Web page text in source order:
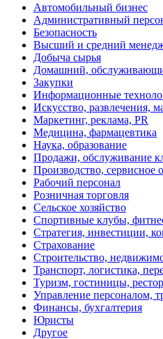
Автомобильный бизнес
Административный
Безопасность
Высший и средний
Добыча сырья
Домашний,
Закупки
Информационные
Искусство, развлечения,
Маркетинг, реклама, PR
Медицина, фармацевтика
Наука, образование
Продажи, обслуживание
Производство, сервисное
Рабочий персонал
Розничная торговля
Сельское хозяйство
Спортивные клубы,
Стратегия, инвестиции,
Страхование
Строительство,
Транспорт, логистика,
Туризм, гостиницы,
Управление персоналом,
Финансы, бухгалтерия
Юристы
Другое